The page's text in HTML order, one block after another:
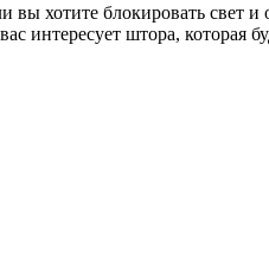
хотите блокировать свет и
интересует штора, которая